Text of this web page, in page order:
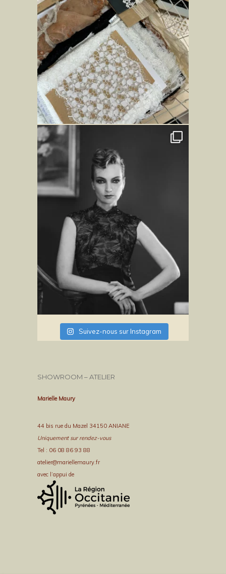
Suivez-nous sur Instagram
SHOWROOM – ATELIER
Marielle Maury
44 bis rue du Mazel 34150 ANIANE
Uniquement sur rendez-vous
Tel : 06 08 86 93 88
atelier@mariellemaury.fr
avec l’appui de